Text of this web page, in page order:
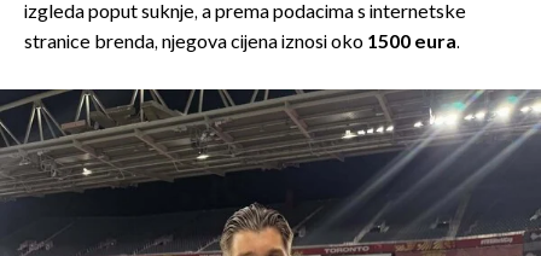
izgleda poput suknje, a prema podacima s internetske
stranice brenda, njegova cijena iznosi oko 1500 eura.